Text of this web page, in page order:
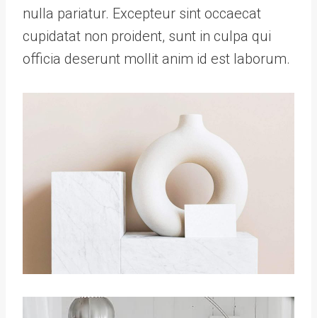
nulla pariatur. Excepteur sint occaecat
cupidatat non proident, sunt in culpa qui
officia deserunt mollit anim id est laborum.